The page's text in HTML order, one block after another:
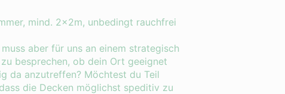
mind. 2x2m, unbedingt rauchfrei
aber für uns an einem strategisch
besprechen, ob dein Ort geeignet
da anzutreffen? Möchtest du Teil
die Decken möglichst speditiv zu